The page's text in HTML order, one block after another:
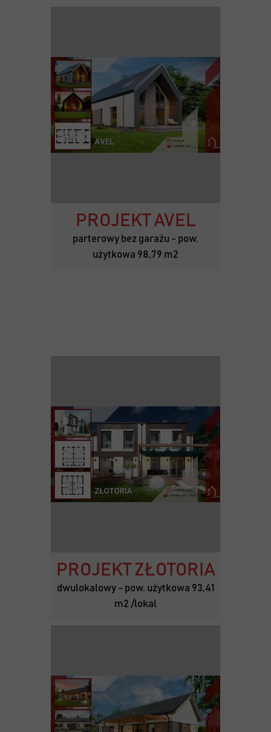
PROJEKT AVEL
parterowy bez garażu - pow.
użytkowa 98,79 m2
PROJEKT ZŁOTORIA
dwulokalowy - pow. użytkowa 93,41
m2 /lokal